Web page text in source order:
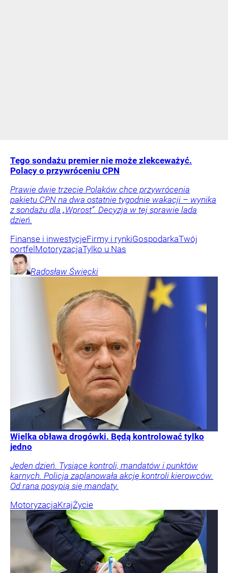
Tego sondażu premier nie może zlekceważyć.
Polacy o przywróceniu CPN
Prawie dwie trzecie Polaków chce przywrócenia
pakietu CPN na dwa ostatnie tygodnie wakacji – wynika
z sondażu dla „Wprost”. Decyzja w tej sprawie lada
dzień.
Finanse i inwestycjeFirmy i rynkiGospodarkaTwój
portfel MotoryzacjaTylko u Nas
Radosław Święcki
Wielka obława drogówki. Będą kontrolować tylko
jedno
Jeden dzień. Tysiące kontroli, mandatów i punktów
karnych. Policja zaplanowała akcję kontroli kierowców.
Od rana posypią się mandaty.
MotoryzacjaKrajŻycie